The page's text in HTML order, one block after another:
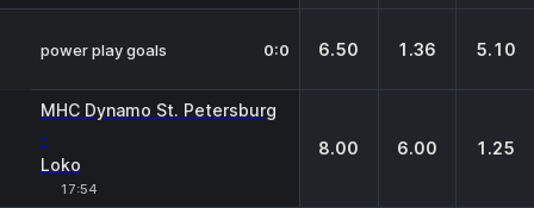
power play goals 0:0 6.50 1.36 5.10
MHC Dynamo St. Petersburg
-
Loko
17:54
8.00 6.00 1.25